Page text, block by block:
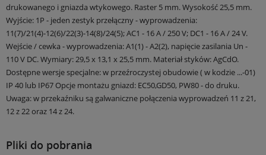
drukowanego i gniazda wtykowego. Raster 5 mm. Wysokość 25,5 mm.
Wyjście: 1P - jeden zestyk przełączny - wyprowadzenia:
11(7)/21(4)-12(6)/22(3)-14(8)/24(5); AC1 - 16 A / 250 V; DC1 - 16 A / 24 V.
Wejście / cewka - wyprowadzenia: A1(1) - A2(2), napięcie zasilania Un -
110 V DC.Wymiary: 29,5 x 13,1 x 25,5 mm. Materiał styków: AgCdO.
Dostępne wersje specjalne: w przeźroczystej obudowie ( w kodzie ...-01)
IP 40 lub IP67 Opcje montażu gniazd: EC50,GD50, PW80 - do druku.
Uwaga: w przekaźniku są galwaniczne połączenia wyprowadzeń 11 z 21,
12 z 22 oraz 14 z 24.
Pliki do pobrania